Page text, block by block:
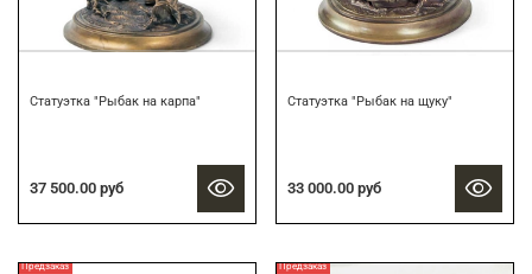
Статуэтка "Рыбак на карпа"
37 500.00 руб
Статуэтка "Рыбак на щуку"
33 000.00 руб
Предзаказ Предзаказ